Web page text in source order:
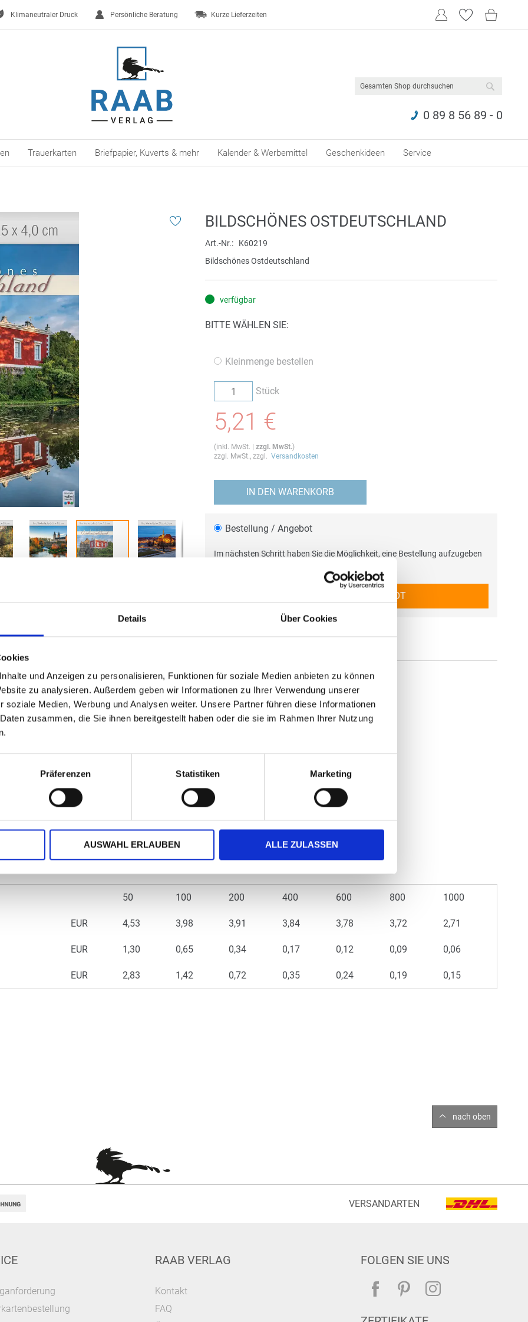
Details Über Cookies
und Anzeigen zu personalisieren, Funktionen für soziale Medien anbieten zu können
zu analysieren. Außerdem geben wir Informationen zu Ihrer Verwendung unserer
soziale Medien, Werbung und Analysen weiter. Unsere Partner führen diese Informationen
zusammen, die Sie ihnen bereitgestellt haben oder die sie im Rahmen Ihrer Nutzung
Präferenzen Statistiken Marketing
AUSWAHL ERLAUBEN ALLE ZULASSEN
Klimaneutraler Druck Persönliche Beratung Kurze Lieferzeiten
0 89 8 56 89 - 0
Trauerkarten Briefpapier, Kuverts & mehr Kalender & Werbemittel Geschenkideen Service
BILDSCHÖNES OSTDEUTSCHLAND
Art.-Nr.
K60219
Bildschönes Ostdeutschland
verfügbar
BITTE WÄHLEN SIE:
Kleinmenge bestellen
Stück
5,21 €
(inkl. MwSt. zzgl. MwSt.)
zzgl. MwSt., zzgl. Versandkosten
IN DEN WARENKORB
Bestellung / Angebot
Im nächsten Schritt haben Sie die Möglichkeit, eine Bestellung aufzugeben
BESTELLUNG / ANGEBOT
50 100 200 400 600 800 1000
EUR 4,53 3,98 3,91 3,84 3,78 3,72 2,71
EUR 1,30 0,65 0,34 0,17 0,12 0,09 0,06
EUR 2,83 1,42 0,72 0,35 0,24 0,19 0,15
nach oben
VERSANDARTEN
RAAB VERLAG
Kontakt
FAQ
FOLGEN SIE UNS